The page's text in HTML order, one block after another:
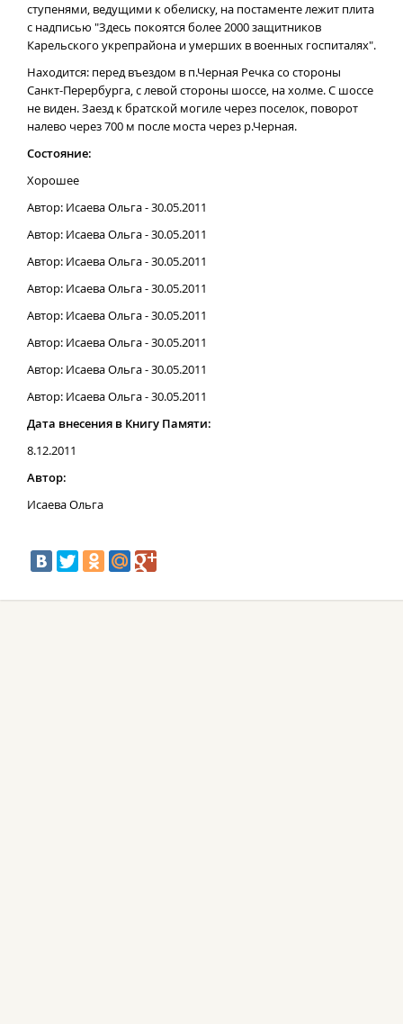
ступенями, ведущими к обелиску, на постаменте лежит плита
с надписью "Здесь покоятся более 2000 защитников
Карельского укрепрайона и умерших в военных госпиталях".
Находится: перед въездом в п.Черная Речка со стороны
Санкт-Перербурга, с левой стороны шоссе, на холме. С шоссе
не виден. Заезд к братской могиле через поселок, поворот
налево через 700 м после моста через р.Черная.
Состояние:
Хорошее
Автор: Исаева Ольга - 30.05.2011
Автор: Исаева Ольга - 30.05.2011
Автор: Исаева Ольга - 30.05.2011
Автор: Исаева Ольга - 30.05.2011
Автор: Исаева Ольга - 30.05.2011
Автор: Исаева Ольга - 30.05.2011
Автор: Исаева Ольга - 30.05.2011
Автор: Исаева Ольга - 30.05.2011
Дата внесения в Книгу Памяти:
8.12.2011
Автор:
Исаева Ольга